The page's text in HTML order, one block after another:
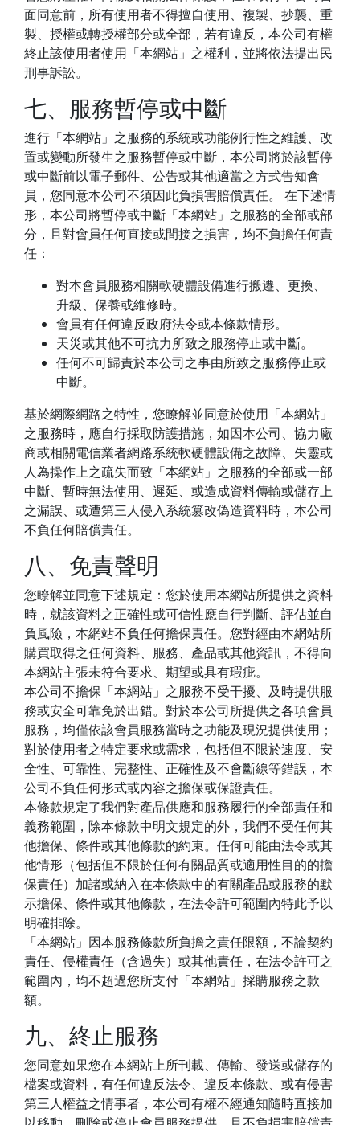
面同意前，所有使用者不得擅自使用、複製、抄襲、重
製、授權或轉授權部分或全部，若有違反，本公司有權
終止該使用者使用「本網站」之權利，並將依法提出民
刑事訴訟。
七、服務暫停或中斷
進行「本網站」之服務的系統或功能例行性之維護、改
置或變動所發生之服務暫停或中斷，本公司將於該暫停
或中斷前以電子郵件、公告或其他適當之方式告知會
員，您同意本公司不須因此負損害賠償責任。 在下述情
形，本公司將暫停或中斷「本網站」之服務的全部或部
分，且對會員任何直接或間接之損害，均不負擔任何責
任：
對本會員服務相關軟硬體設備進行搬遷、更換、
升級、保養或維修時。
會員有任何違反政府法令或本條款情形。
天災或其他不可抗力所致之服務停止或中斷。
任何不可歸責於本公司之事由所致之服務停止或
中斷。
基於網際網路之特性，您瞭解並同意於使用「本網站」
之服務時，應自行採取防護措施，如因本公司、協力廠
商或相關電信業者網路系統軟硬體設備之故障、失靈或
人為操作上之疏失而致「本網站」之服務的全部或一部
中斷、暫時無法使用、遲延、或造成資料傳輸或儲存上
之漏誤、或遭第三人侵入系統篡改偽造資料時，本公司
不負任何賠償責任。
八、免責聲明
您瞭解並同意下述規定：您於使用本網站所提供之資料
時，就該資料之正確性或可信性應自行判斷、評估並自
負風險，本網站不負任何擔保責任。您對經由本網站所
購買取得之任何資料、服務、產品或其他資訊，不得向
本網站主張未符合要求、期望或具有瑕疵。
本公司不擔保「本網站」之服務不受干擾、及時提供服
務或安全可靠免於出錯。對於本公司所提供之各項會員
服務，均僅依該會員服務當時之功能及現況提供使用；
對於使用者之特定要求或需求，包括但不限於速度、安
全性、可靠性、完整性、正確性及不會斷線等錯誤，本
公司不負任何形式或內容之擔保或保證責任。
本條款規定了我們對產品供應和服務履行的全部責任和
義務範圍，除本條款中明文規定的外，我們不受任何其
他擔保、條件或其他條款的約束。任何可能由法令或其
他情形（包括但不限於任何有關品質或適用性目的的擔
保責任）加諸或納入在本條款中的有關產品或服務的默
示擔保、條件或其他條款，在法令許可範圍內特此予以
明確排除。
「本網站」因本服務條款所負擔之責任限額，不論契約
責任、侵權責任（含過失）或其他責任，在法令許可之
範圍內，均不超過您所支付「本網站」採購服務之款
額。
九、終止服務
您同意如果您在本網站上所刊載、傳輸、發送或儲存的
檔案或資料，有任何違反法令、違反本條款、或有侵害
第三人權益之情事者，本公司有權不經通知隨時直接加